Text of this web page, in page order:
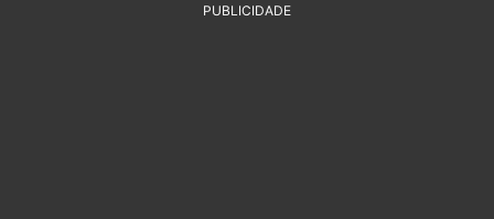
PUBLICIDADE